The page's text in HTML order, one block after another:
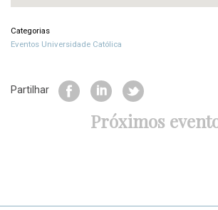
Categorias
Eventos Universidade Católica
Partilhar
Próximos